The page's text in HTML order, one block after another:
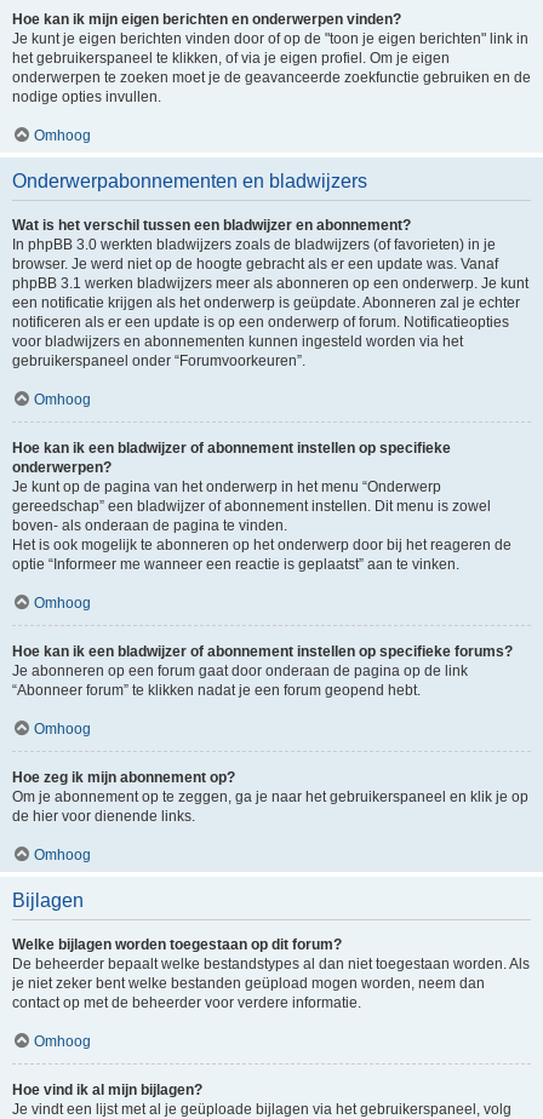
Hoe kan ik mijn eigen berichten en onderwerpen vinden?
Je kunt je eigen berichten vinden door of op de "toon je eigen berichten" link in
het gebruikerspaneel te klikken, of via je eigen profiel. Om je eigen
onderwerpen te zoeken moet je de geavanceerde zoekfunctie gebruiken en de
nodige opties invullen.
Omhoog
Onderwerpabonnementen en bladwijzers
Wat is het verschil tussen een bladwijzer en abonnement?
In phpBB 3.0 werkten bladwijzers zoals de bladwijzers (of favorieten) in je
browser. Je werd niet op de hoogte gebracht als er een update was. Vanaf
phpBB 3.1 werken bladwijzers meer als abonneren op een onderwerp. Je kunt
een notificatie krijgen als het onderwerp is geüpdate. Abonneren zal je echter
notificeren als er een update is op een onderwerp of forum. Notificatieopties
voor bladwijzers en abonnementen kunnen ingesteld worden via het
gebruikerspaneel onder “Forumvoorkeuren”.
Omhoog
Hoe kan ik een bladwijzer of abonnement instellen op specifieke
onderwerpen?
Je kunt op de pagina van het onderwerp in het menu “Onderwerp
gereedschap” een bladwijzer of abonnement instellen. Dit menu is zowel
boven- als onderaan de pagina te vinden.
Het is ook mogelijk te abonneren op het onderwerp door bij het reageren de
optie “Informeer me wanneer een reactie is geplaatst” aan te vinken.
Omhoog
Hoe kan ik een bladwijzer of abonnement instellen op specifieke forums?
Je abonneren op een forum gaat door onderaan de pagina op de link
“Abonneer forum” te klikken nadat je een forum geopend hebt.
Omhoog
Hoe zeg ik mijn abonnement op?
Om je abonnement op te zeggen, ga je naar het gebruikerspaneel en klik je op
de hier voor dienende links.
Omhoog
Bijlagen
Welke bijlagen worden toegestaan op dit forum?
De beheerder bepaalt welke bestandstypes al dan niet toegestaan worden. Als
je niet zeker bent welke bestanden geüpload mogen worden, neem dan
contact op met de beheerder voor verdere informatie.
Omhoog
Hoe vind ik al mijn bijlagen?
Je vindt een lijst met al je geüploade bijlagen via het gebruikerspaneel, volg